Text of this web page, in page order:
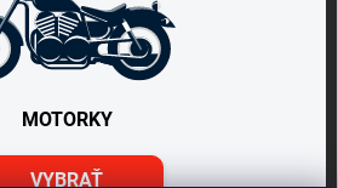
MOTORKY
VYBRAŤ